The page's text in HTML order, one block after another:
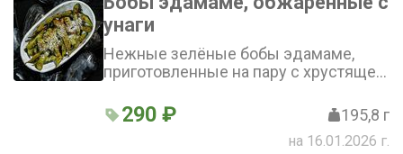
унаги
Нежные зелёные бобы эдамаме,
приготовленные на пару с хрустящей
японская закуска с благородным
вкусом
290 ₽ 195,8 г
на 16.01.2026 г.